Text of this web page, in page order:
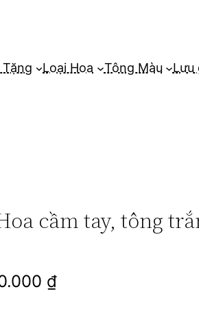
Tặng Loại Hoa Tông Màu Lưu
cầm tay, tông
₫